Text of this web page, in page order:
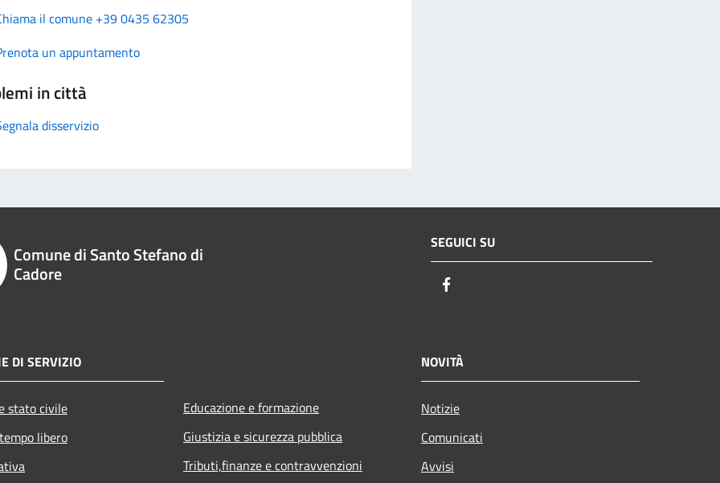
il comune +39 0435 62305
un appuntamento
in città
disservizio
Comune di Santo Stefano di
Cadore
SEGUICI SU
DI SERVIZIO
stato civile
libero
Educazione e formazione
Giustizia e sicurezza pubblica
Tributi,finanze e contravvenzioni
NOVITÀ
Notizie
Comunicati
Avvisi